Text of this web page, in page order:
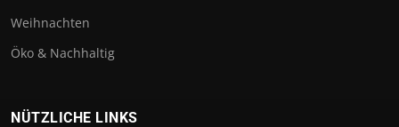
Weihnachten
Öko & Nachhaltig
NÜTZLICHE LINKS